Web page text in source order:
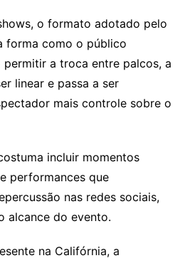
o formato adotado pelo
forma como o público
a troca entre palcos, a
linear e passa a ser
mais controle sobre o
incluir momentos
performances que
nas redes sociais,
alcance do evento.
na Califórnia, a